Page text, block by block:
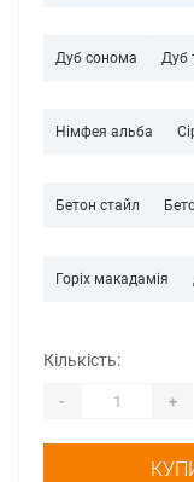
Дуб сонома Дуб
Німфея альба
Бетон стайл
Горіх макадамія
Кількість:
- +